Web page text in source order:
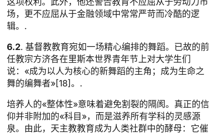
场，更不应屈从于金融领域中常常严苛而冷酷的逻
辑。.
6.2. 基督教教育宛如一场精心编排的舞蹈。已故的前
任教宗方济各在里斯本世界青年节上对大学生们
说：«成为以人为核心的新舞蹈的主角；成为生命之
舞的编舞者»[18]。.
培养人的«整体性»意味着避免割裂的隔阂。真正的信
仰并非附加的«科目»，而是滋养所有学科的灵感源
泉。由此，天主教教育成为人类社群中的酵母：它催